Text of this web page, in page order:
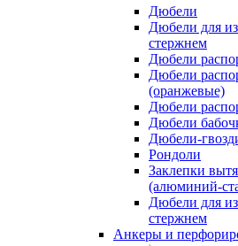
Дюбели
Дюбели для
стержнем
Дюбели
Дюбели
(оранжевые)
Дюбели
Дюбели
Дюбели-
Рондоли
Заклепки
(алюминий-
Дюбели для
стержнем
Анкеры и